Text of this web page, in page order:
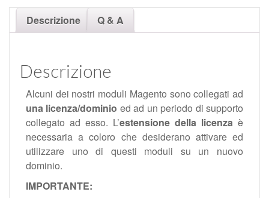
Descrizione Q & A
Descrizione
Alcuni dei nostri moduli Magento sono collegati ad
una licenza/dominio ed ad un periodo di supporto
collegato ad esso. L’estensione della licenza è
necessaria a coloro che desiderano attivare ed
utilizzare uno di questi moduli su un nuovo
dominio.
IMPORTANTE: